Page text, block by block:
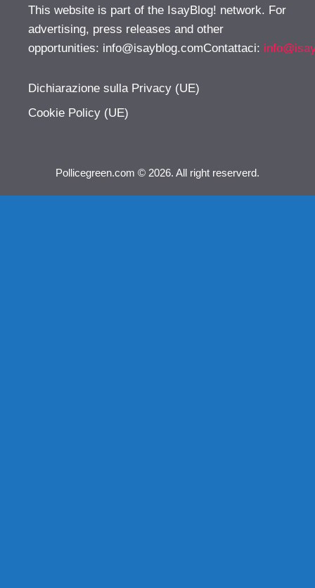
This website is part of the IsayBlog! network. For
advertising, press releases and other
opportunities: info@isayblog.comContattaci:
Dichiarazione sulla Privacy (UE)
Cookie Policy (UE)
Pollicegreen.com © 2026. All right reserverd.